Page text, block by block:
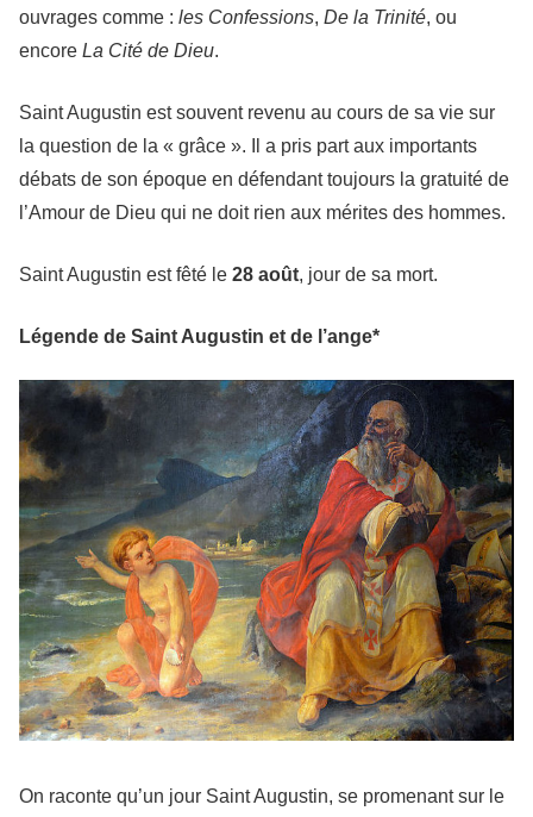
ouvrages comme : les Confessions, De la Trinité, ou
encore La Cité de Dieu.
Saint Augustin est souvent revenu au cours de sa vie sur
la question de la « grâce ». Il a pris part aux importants
débats de son époque en défendant toujours la gratuité de
l’Amour de Dieu qui ne doit rien aux mérites des hommes.
Saint Augustin est fêté le 28 août, jour de sa mort.
Légende de Saint Augustin et de l’ange*
On raconte qu’un jour Saint Augustin, se promenant sur le